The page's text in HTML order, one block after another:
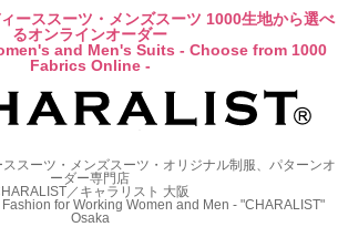
ーススーツ・メンズスーツ 1000生地から選べ
るオンラインオーダー
and Men's Suits - Choose from 1000
Fabrics Online -
スーツ・メンズスーツ・オリジナル制服、パターンオ
ーダー専門店
／キャラリスト 大阪
for Working Women and Men - "CHARALIST"
Osaka